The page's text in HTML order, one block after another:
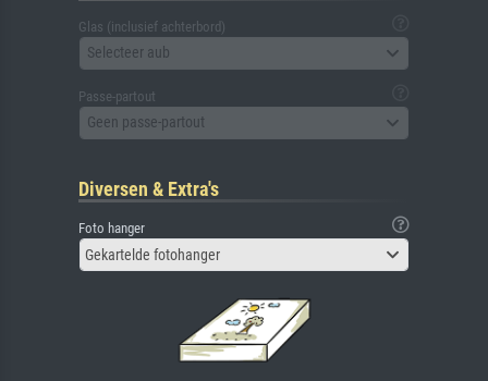
Glas (inclusief achterbord)
Selecteer aub
Passe-partout
Geen passe-partout
Diversen & Extra's
Foto hanger
Gekartelde fotohanger